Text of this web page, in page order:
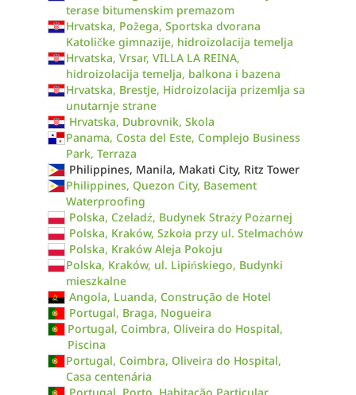
terase bitumenskim premazom
Hrvatska, Požega, Sportska dvorana
Katoličke gimnazije, hidroizolacija temelja
Hrvatska, Vrsar, VILLA LA REINA,
hidroizolacija temelja, balkona i bazena
Hrvatska, Brestje, Hidroizolacija prizemlja sa
unutarnje strane
Hrvatska, Dubrovnik, Skola
Panama, Costa del Este, Complejo Business
Park, Terraza
Philippines, Manila, Makati City, Ritz Tower
Philippines, Quezon City, Basement
Waterproofing
Polska, Czeladź, Budynek Straży Pożarnej
Polska, Kraków, Szkoła przy ul. Stelmachów
Polska, Kraków Aleja Pokoju
Polska, Kraków, ul. Lipińskiego, Budynki
mieszkalne
Angola, Luanda, Construção de Hotel
Portugal, Braga, Nogueira
Portugal, Coimbra, Oliveira do Hospital,
Piscina
Portugal, Coimbra, Oliveira do Hospital,
Casa centenária